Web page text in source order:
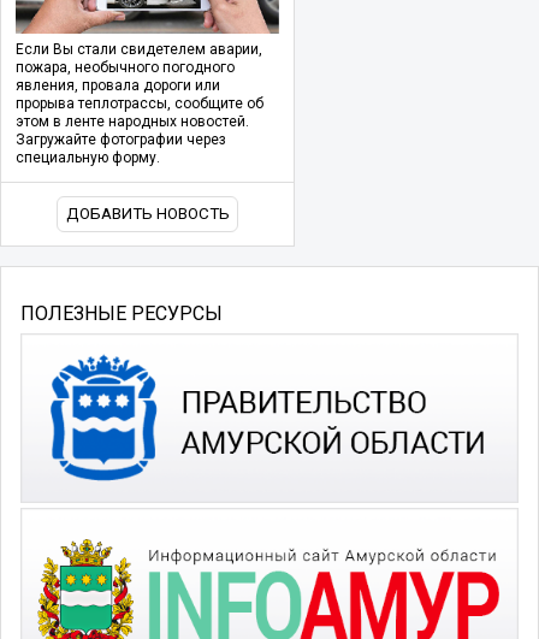
Если Вы стали свидетелем аварии,
пожара, необычного погодного
явления, провала дороги или
прорыва теплотрассы, сообщите об
этом в ленте народных новостей.
Загружайте фотографии через
специальную форму.
ДОБАВИТЬ НОВОСТЬ
ПОЛЕЗНЫЕ РЕСУРСЫ